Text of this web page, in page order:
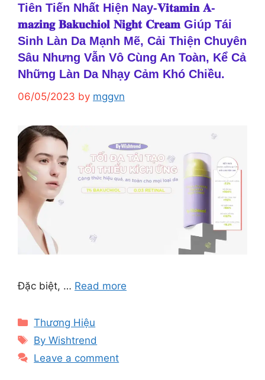
Tiên Tiến Nhất Hiện Nay-𝐕𝐢𝐭𝐚𝐦𝐢𝐧 𝐀-
𝐦𝐚𝐳𝐢𝐧𝐠 𝐁𝐚𝐤𝐮𝐜𝐡𝐢𝐨𝐥 𝐍𝐢𝐠𝐡𝐭 𝐂𝐫𝐞𝐚𝐦 Giúp Tái
Sinh Làn Da Mạnh Mẽ, Cải Thiện Chuyên
Sâu Nhưng Vẫn Vô Cùng An Toàn, Kể Cả
Những Làn Da Nhạy Cảm Khó Chiều.
06/05/2023 by mggvn
Đặc biệt, … Read more
Categories
Thương Hiệu
Tags
By Wishtrend
Leave a comment